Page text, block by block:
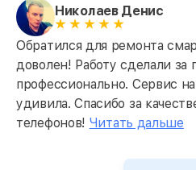
Николаев Денис
Обратился для ремонта
доволен! Работу сделали за
профессионально. Сервис
удивила. Спасибо за
телефонов! Читать дальше